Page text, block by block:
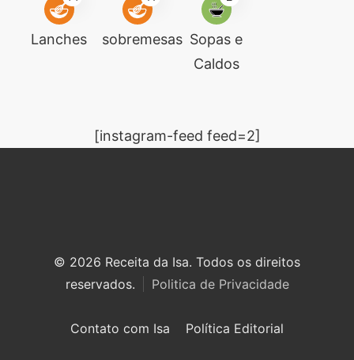
Lanches sobremesas Sopas e
Caldos
[instagram-feed feed=2]
© 2026 Receita da Isa. Todos os direitos
reservados.
Politica de Privacidade
Contato com Isa Política Editorial